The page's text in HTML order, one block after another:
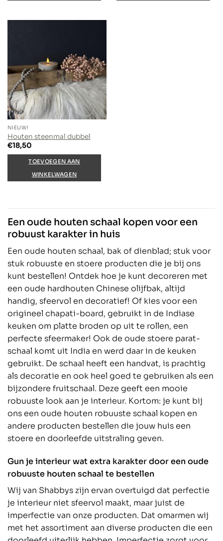
NIEUW!
Houten steenmal dubbel
€18,50
TOEVOEGEN AAN
WINKELWAGEN
Een oude houten schaal kopen voor een
robuust karakter in huis
Een oude houten schaal, bak of dienblad; stuk voor
stuk robuuste en stoere producten die je bij ons
kunt bestellen! Ontdek hoe je kunt decoreren met
een oude hardhouten Chinese olijfbak, altijd
handig, sfeervol en decoratief! Of kies voor een
origineel chapati-board, gebruikt in de Indiase
keuken om platte broden op uit te rollen, een
perfecte sfeermaker! Ook de oude stoere parat-
schaal komt uit India en werd daar in de keuken
gebruikt. De schaal heeft een handvat, is prachtig
als decoratie en ook heel goed te gebruiken als een
bijzondere fruitschaal. Deze geeft een mooie
robuuste look aan je interieur. Kortom: je kunt bij
ons een oude houten robuuste schaal kopen en
andere producten bestellen die jouw huis een
stoere en doorleefde uitstraling geven.
Gun je interieur wat extra karakter door een oude
robuuste houten schaal te bestellen
Wij van Shabbys zijn ervan overtuigd dat perfectie
je interieur niet sfeervol maakt, maar juist de
imperfectie van onze producten. Dat omarmen wij
met het assortiment aan diverse producten die een